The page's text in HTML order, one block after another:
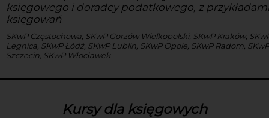
księgowego i doradcy podatkowego, z
księgowań
SKwP Częstochowa, SKwP Gorzów Wielkopolski, SKwP Kraków,
Legnica, SKwP Łódź, SKwP Lublin, SKwP Opole, SKwP Radom, SKwP
Szczecin, SKwP Włocławek
Kursy dla księgowych